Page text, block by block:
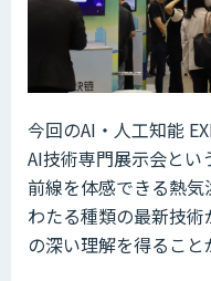
今回のAI・人工知能
AI技術専門展示会とい
前線を体感できる熱
わたる種類の最新技
の深い理解を得ること